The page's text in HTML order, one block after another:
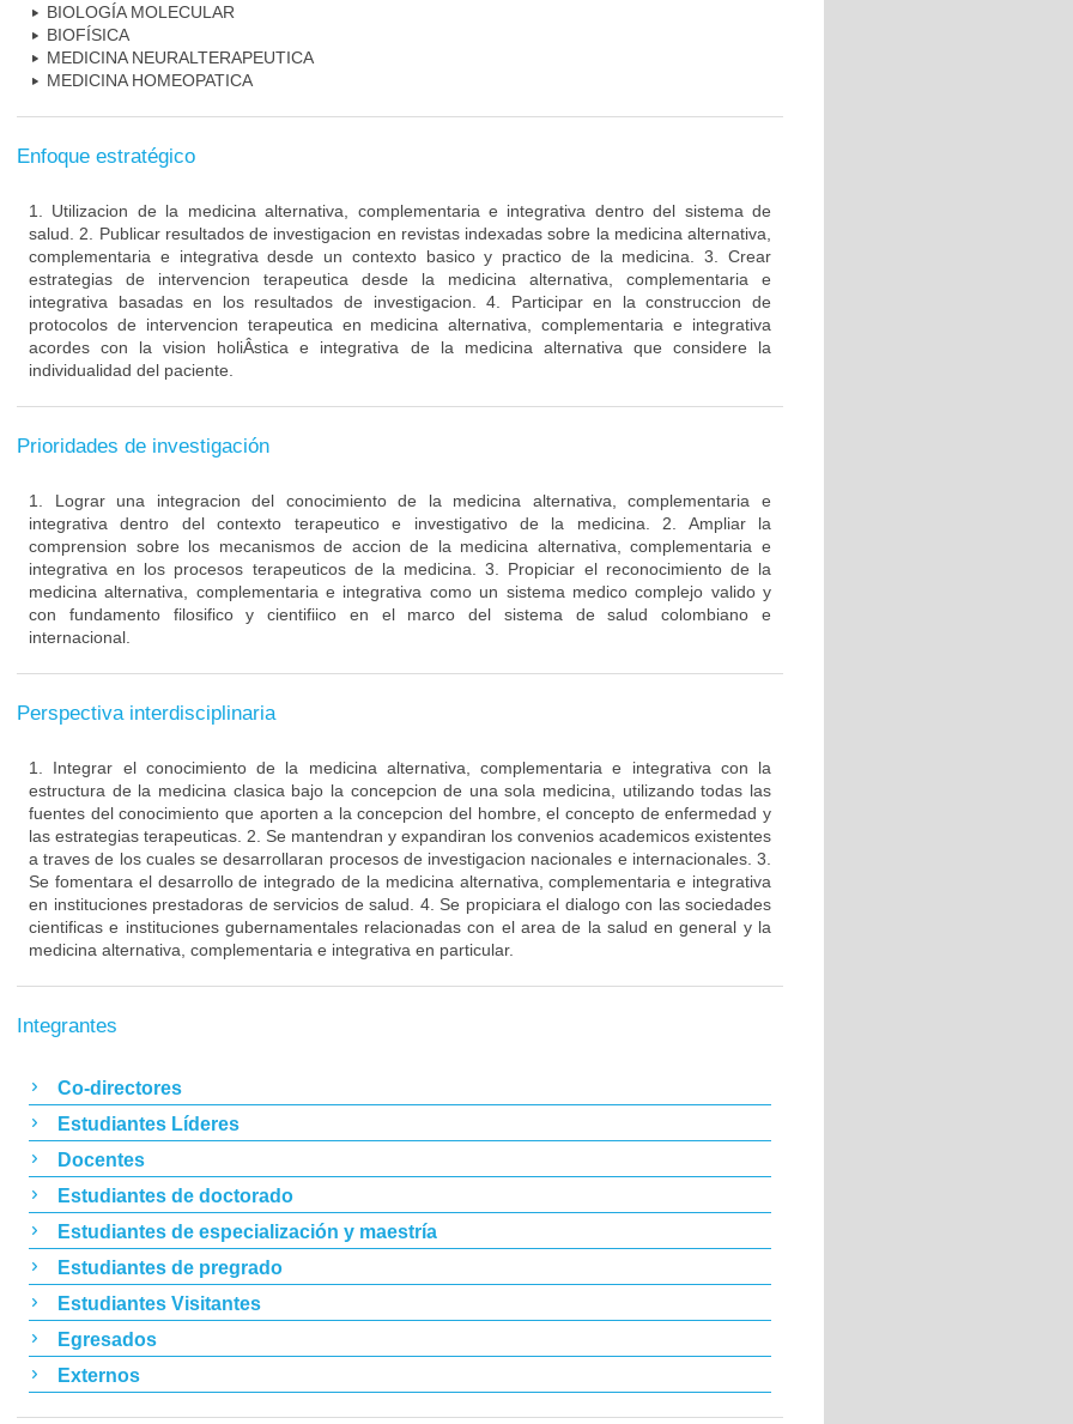
BIOLOGÍA MOLECULAR
BIOFÍSICA
MEDICINA NEURALTERAPEUTICA
MEDICINA HOMEOPATICA
Enfoque estratégico
1. Utilizacion de la medicina alternativa, complementaria e integrativa dentro del sistema de
salud. 2. Publicar resultados de investigacion en revistas indexadas sobre la medicina alternativa,
complementaria e integrativa desde un contexto basico y practico de la medicina. 3. Crear
estrategias de intervencion terapeutica desde la medicina alternativa, complementaria e
integrativa basadas en los resultados de investigacion. 4. Participar en la construccion de
protocolos de intervencion terapeutica en medicina alternativa, complementaria e integrativa
acordes con la vision holiÂ­stica e integrativa de la medicina alternativa que considere la
individualidad del paciente.
Prioridades de investigación
1. Lograr una integracion del conocimiento de la medicina alternativa, complementaria e
integrativa dentro del contexto terapeutico e investigativo de la medicina. 2. Ampliar la
comprension sobre los mecanismos de accion de la medicina alternativa, complementaria e
integrativa en los procesos terapeuticos de la medicina. 3. Propiciar el reconocimiento de la
medicina alternativa, complementaria e integrativa como un sistema medico complejo valido y
con fundamento filosifico y cientifiico en el marco del sistema de salud colombiano e
internacional.
Perspectiva interdisciplinaria
1. Integrar el conocimiento de la medicina alternativa, complementaria e integrativa con la
estructura de la medicina clasica bajo la concepcion de una sola medicina, utilizando todas las
fuentes del conocimiento que aporten a la concepcion del hombre, el concepto de enfermedad y
las estrategias terapeuticas. 2. Se mantendran y expandiran los convenios academicos existentes
a traves de los cuales se desarrollaran procesos de investigacion nacionales e internacionales. 3.
Se fomentara el desarrollo de integrado de la medicina alternativa, complementaria e integrativa
en instituciones prestadoras de servicios de salud. 4. Se propiciara el dialogo con las sociedades
cientificas e instituciones gubernamentales relacionadas con el area de la salud en general y la
medicina alternativa, complementaria e integrativa en particular.
Integrantes
Co-directores
Estudiantes Líderes
Docentes
Estudiantes de doctorado
Estudiantes de especialización y maestría
Estudiantes de pregrado
Estudiantes Visitantes
Egresados
Externos